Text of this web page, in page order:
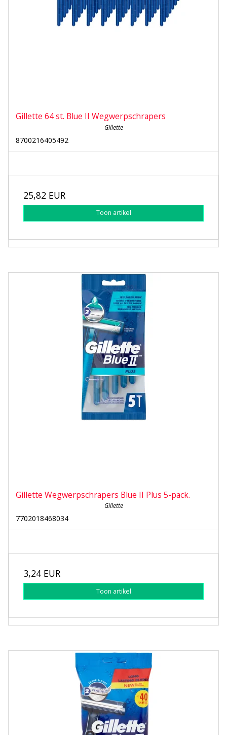
Gillette 64 st. Blue II Wegwerpschrapers
Gillette
8700216405492
25,82 EUR
Toon artikel
Gillette Wegwerpschrapers Blue II Plus 5-pack.
Gillette
7702018468034
3,24 EUR
Toon artikel